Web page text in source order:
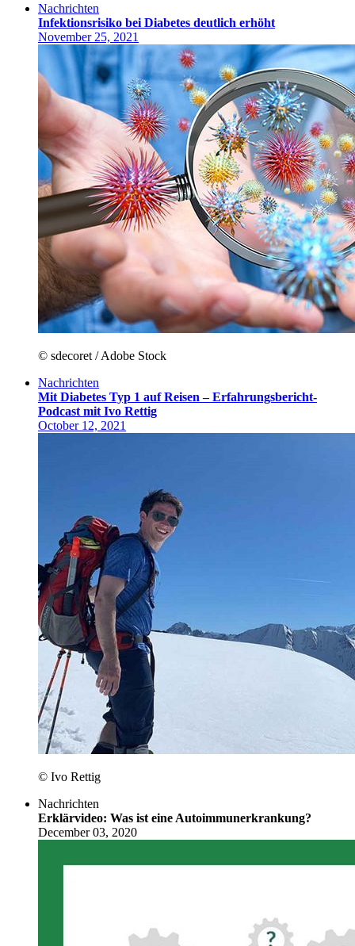
Nachrichten
Infektionsrisiko bei Diabetes deutlich erhöht
November 25, 2021
© sdecoret / Adobe Stock
Nachrichten
Mit Diabetes Typ 1 auf Reisen – Erfahrungsbericht-
Podcast mit Ivo Rettig
October 12, 2021
© Ivo Rettig
Nachrichten
Erklärvideo: Was ist eine Autoimmunerkrankung?
December 03, 2020